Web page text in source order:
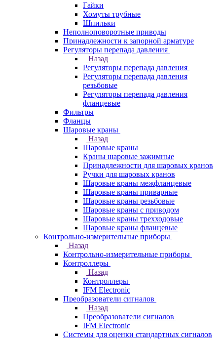
Гайки
Хомуты трубные
Шпильки
Неполноповоротные приводы
Принадлежности к запорной арматуре
Регуляторы перепада давления
Назад
Регуляторы перепада давления
Регуляторы перепада давления
резьбовые
Регуляторы перепада давления
фланцевые
Фильтры
Фланцы
Шаровые краны
Назад
Шаровые краны
Краны шаровые зажимные
Принадлежности для шаровых кранов
Ручки для шаровых кранов
Шаровые краны межфланцевые
Шаровые краны приварные
Шаровые краны резьбовые
Шаровые краны с приводом
Шаровые краны трехходовые
Шаровые краны фланцевые
Контрольно-измерительные приборы
Назад
Контрольно-измерительные приборы
Контроллеры
Назад
Контроллеры
IFM Electronic
Преобразователи сигналов
Назад
Преобразователи сигналов
IFM Electronic
Системы для оценки стандартных сигналов